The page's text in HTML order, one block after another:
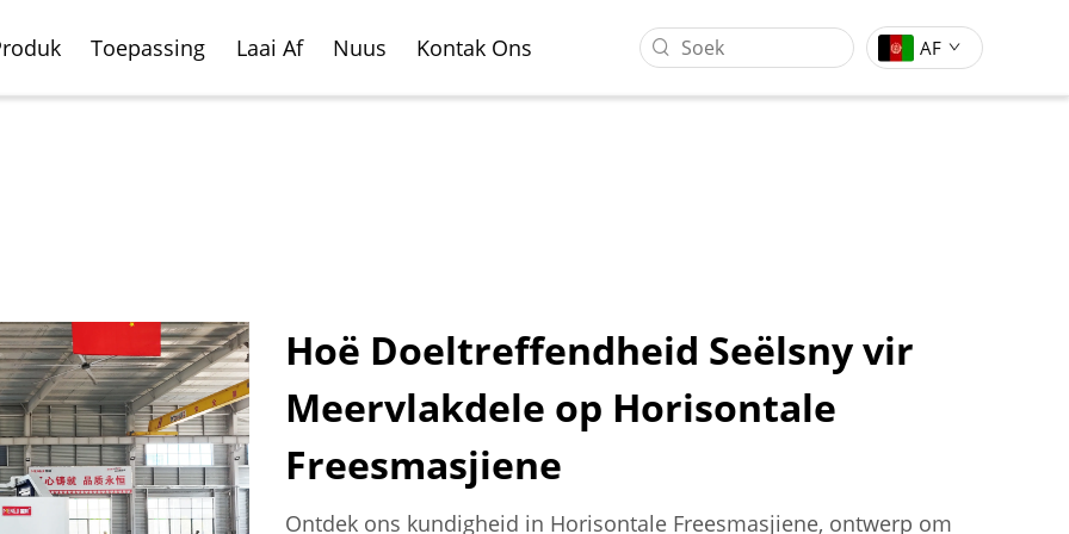
Freesnede Sentrum
Horisontale Freesnede
Gantrie Werksentrum
Toepassing
Vliegtuig Vervaardiging Vormstempeling Industrie
Laai Af Nuus Kontak Ons AF
Hoë Doeltreffendheid Seëlsny vir
Meervlakdele op Horisontale
Freesmasjiene
Ontdek ons kundigheid in Horisontale Freesmasjiene, ontwerp om